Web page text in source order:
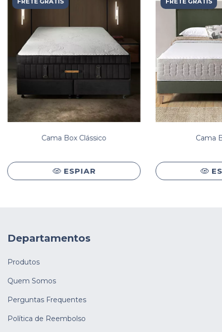
Cama Box Clássico
ESPIAR
Cama
Departamentos
Produtos
Quem Somos
Perguntas Frequentes
Política de Reembolso